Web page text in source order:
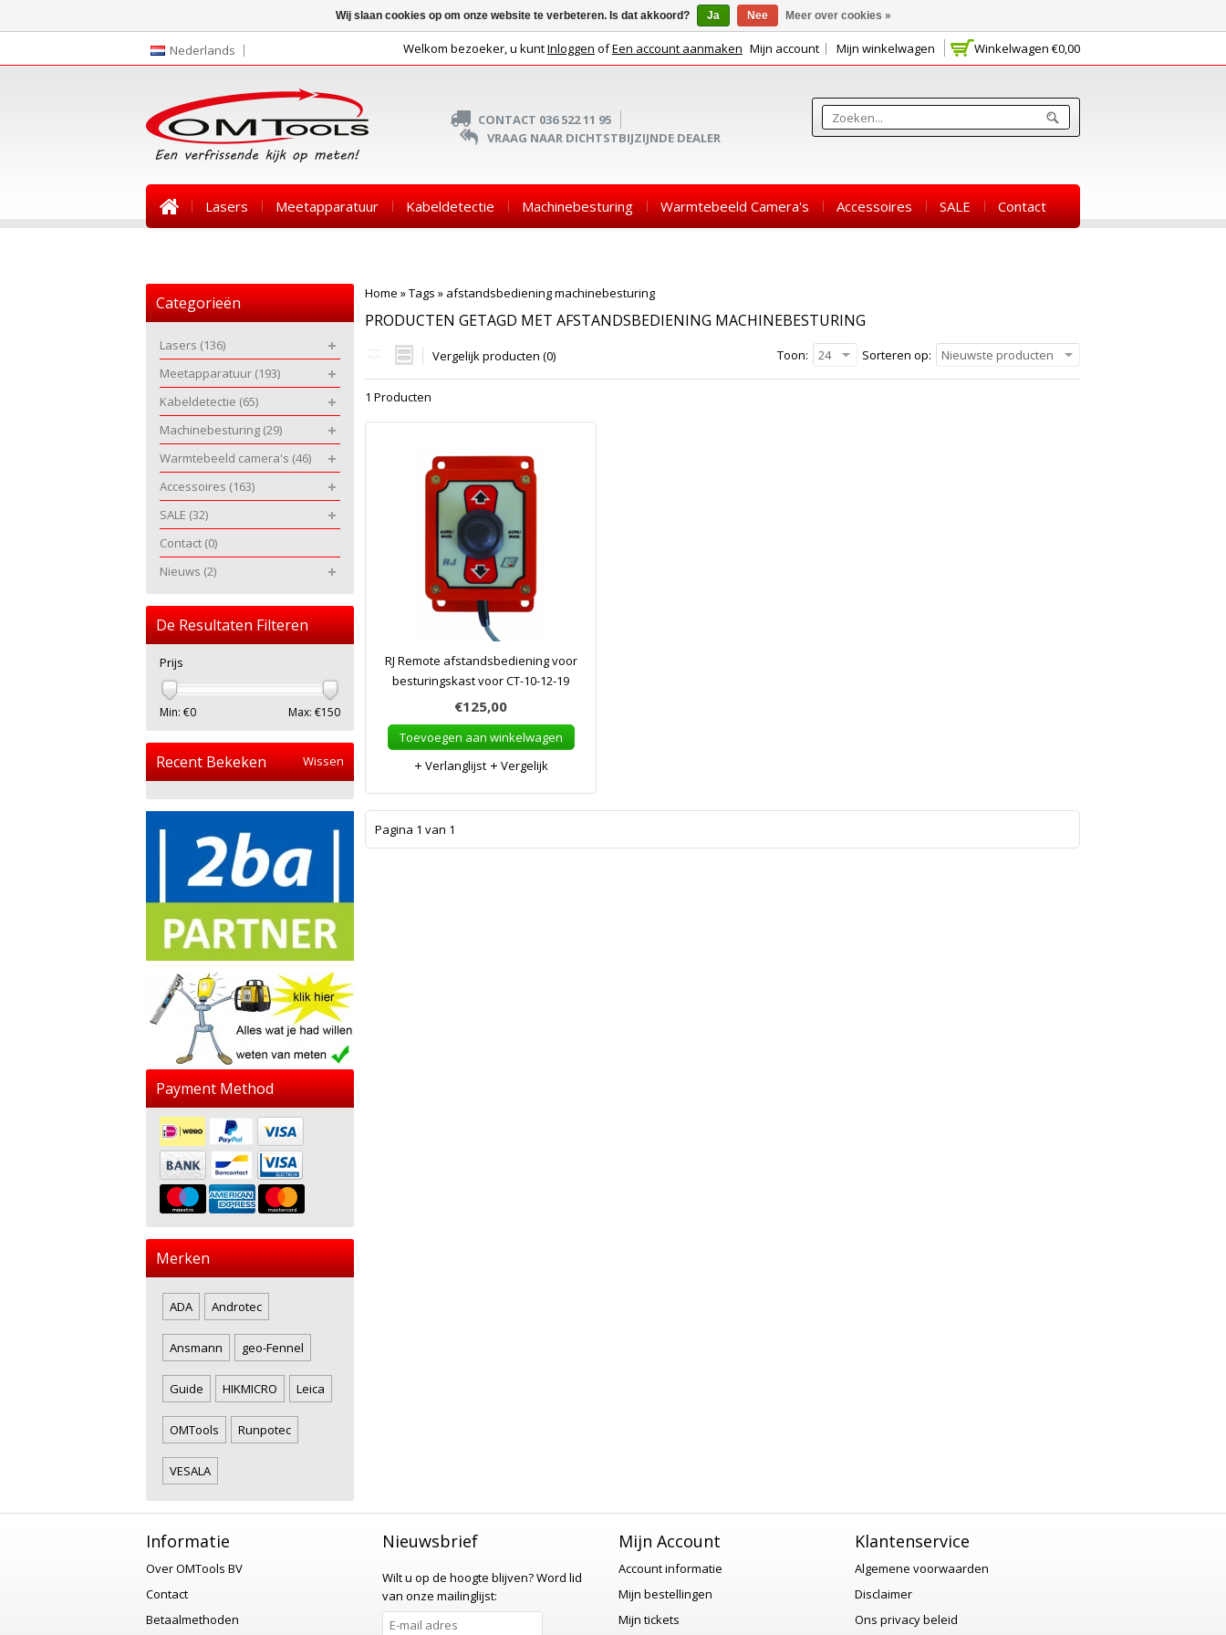
Nederlands Winkelwagen €0,00
Welkom bezoeker, u kuntInloggen ofEen account aanmaken Mijn account Mijn winkelwagen
CONTACT 036 522 11 95
VRAAG NAAR DICHTSTBIJZIJNDE DEALER
Lasers Meetapparatuur Kabeldetectie Machinebesturing Warmtebeeld Camera's Accessoires SALE Contact
Home »Tags » afstandsbediening machinebesturing
PRODUCTEN GETAGD MET AFSTANDSBEDIENING MACHINEBESTURING
Vergelijk producten (0) Sorteren op: Nieuwste producten
Toon: 24
1 Producten
RJ Remote afstandsbediening voor
besturingskast voor CT-10-12-19
€125,00
Toevoegen aan winkelwagen
Verlanglijst
Vergelijk
Pagina 1 van 1
Categorieën
Lasers (136)
Meetapparatuur (193)
Kabeldetectie (65)
Machinebesturing (29)
Warmtebeeld camera's (46)
Accessoires (163)
SALE (32)
Contact (0)
Nieuws (2)
De Resultaten Filteren
Prijs
Min: €0 Max: €150
Recent Bekeken Wissen
Payment Method
Merken
ADA Androtec
Ansmann geo-Fennel
Guide HIKMICRO Leica
OMTools Runpotec
VESALA
Informatie
Over OMTools BV
Contact
Betaalmethoden
Nieuwsbrief
Wilt u op de hoogte blijven?Word lid
van onze mailinglijst:
Mijn Account
Account informatie
Mijn bestellingen
Mijn tickets
Klantenservice
Algemene voorwaarden
Disclaimer
Ons privacy beleid
Wij slaan cookies op om onze website te verbeteren. Is dat akkoord? Ja Nee Meer over cookies »